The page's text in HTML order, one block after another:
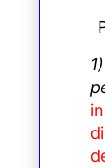
1)